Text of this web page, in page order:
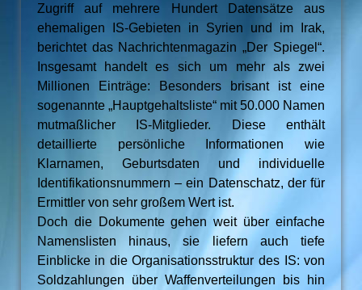
Zugriff auf mehrere Hundert Datensätze aus
ehemaligen IS-Gebieten in Syrien und im Irak,
berichtet das Nachrichtenmagazin „Der Spiegel“.
Insgesamt handelt es sich um mehr als zwei
Millionen Einträge: Besonders brisant ist eine
sogenannte „Hauptgehaltsliste“ mit 50.000 Namen
mutmaßlicher IS-Mitglieder. Diese enthält
detaillierte persönliche Informationen wie
Klarnamen, Geburtsdaten und individuelle
Identifikationsnummern – ein Datenschatz, der für
Ermittler von sehr großem Wert ist.
Doch die Dokumente gehen weit über einfache
Namenslisten hinaus, sie liefern auch tiefe
Einblicke in die Organisationsstruktur des IS: von
Soldzahlungen über Waffenverteilungen bis hin